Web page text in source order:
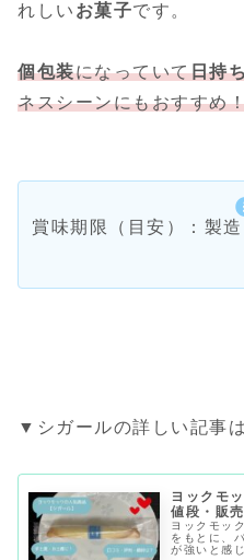
れしい お菓子です。
個包装になっていて日持
ネスシーンにもおすすめ
賞味期限（目安）：製
▼シガールの詳しい記事は
ヨックモ
値段・販
ヨックモッ
をもとに、
が強いと感